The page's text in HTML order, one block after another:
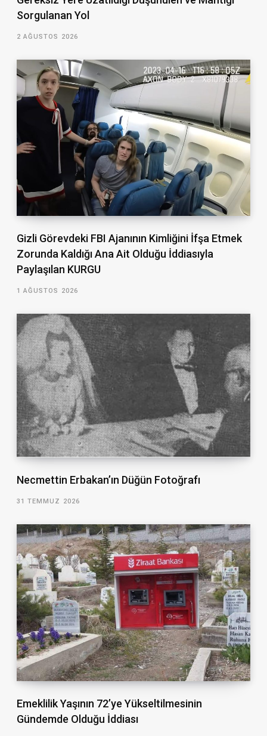
Sorgulanan Yol
2 AĞUSTOS 2026
Gizli Görevdeki FBI Ajanının Kimliğini İfşa Etmek
Zorunda Kaldığı Ana Ait Olduğu İddiasıyla
Paylaşılan KURGU
1 AĞUSTOS 2026
Necmettin Erbakan’ın Düğün Fotoğrafı
31 TEMMUZ 2026
Emeklilik Yaşının 72’ye Yükseltilmesinin
Gündemde Olduğu İddiası